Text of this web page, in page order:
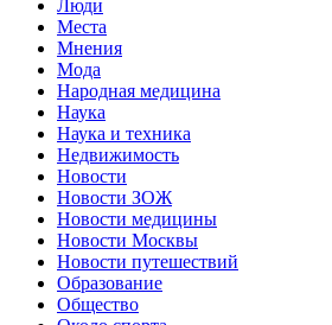
Люди
Места
Мнения
Мода
Народная медицина
Наука
Наука и техника
Недвижимость
Новости
Новости ЗОЖ
Новости медицины
Новости Москвы
Новости путешествий
Образование
Общество